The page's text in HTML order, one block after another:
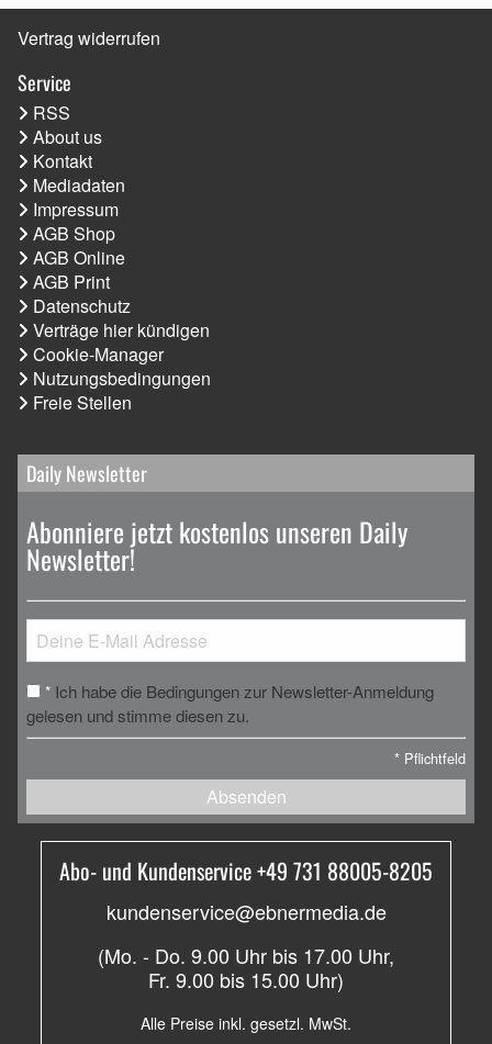
Vertrag widerrufen
Service
RSS
About us
Kontakt
Mediadaten
Impressum
AGB Shop
AGB Online
AGB Print
Datenschutz
Verträge hier kündigen
Cookie-Manager
Nutzungsbedingungen
Freie Stellen
Daily Newsletter
Abonniere jetzt kostenlos unseren Daily
Newsletter!
* Ich habe die Bedingungen zur Newsletter-Anmeldung
gelesen und stimme diesen zu.
* Pflichtfeld
Absenden
Abo- und Kundenservice +49 731 88005-8205
kundenservice@ebnermedia.de
(Mo. - Do. 9.00 Uhr bis 17.00 Uhr,
Fr. 9.00 bis 15.00 Uhr)
Alle Preise inkl. gesetzl. MwSt.